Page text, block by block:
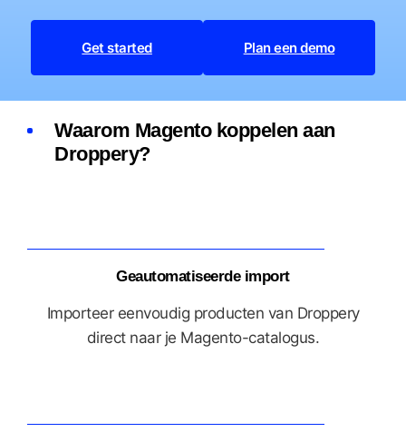
Get started Plan een demo
Waarom Magento koppelen aan
Droppery?
Geautomatiseerde import
Importeer eenvoudig producten van Droppery
direct naar je Magento-catalogus.